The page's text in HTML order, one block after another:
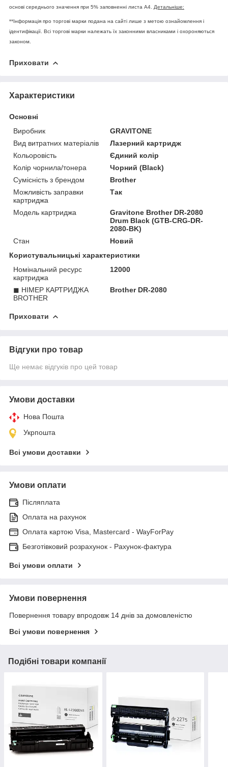
основі середнього значення при 5% заповненні листа А4. Детальніше:
**Інформація про торгові марки подана на сайті лише з метою ознайомлення і
ідентифікації. Всі торгові марки належать їх законними власниками і охороняються
законом.
Приховати
Характеристики
Основні
Виробник
GRAVITONE
Вид витратних матеріалів
Лазерний картридж
Кольоровість
Єдиний колір
Колір чорнила/тонера
Чорний (Black)
Сумісність з брендом
Brother
Можливість заправки
картриджа
Так
Модель картриджа
Gravitone Brother DR-2080
Drum Black (GTB-CRG-DR-
2080-BK)
Стан
Новий
Користувальницькі характеристики
Номінальний ресурс
картриджа
12000
◼ НІМЕР КАРТРИДЖА
BROTHER
Brother DR-2080
Приховати
Відгуки про товар
Ще немає відгуків про цей товар
Умови доставки
Нова Пошта
Укрпошта
Всі умови доставки
Умови оплати
Післяплата
Оплата на рахунок
Оплата картою Visa, Mastercard - WayForPay
Безготівковий розрахунок - Рахунок-фактура
Всі умови оплати
Умови повернення
Повернення товару впродовж 14 днів за домовленістю
Всі умови повернення
Подібні товари компанії